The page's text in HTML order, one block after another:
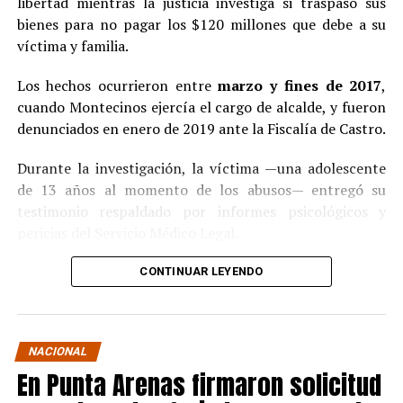
bienes para no pagar los $120 millones que debe a su
víctima y familia.
Los hechos ocurrieron entremarzo y fines de 2017,
cuando Montecinos ejercía el cargo de alcalde, y fueron
denunciados en enero de 2019 ante la Fiscalía de Castro.
Durante la investigación, la víctima —una adolescente
de 13 años al momento de los abusos— entregó su
testimonio respaldado por informes psicológicos y
Ante la contundencia de los antecedentes, el imputado
aceptó los cargosen un procedimiento abreviado,
La condena y el cumplimiento en libertad
ElJuzgado de Garantía de Castrodictó sentencia en
noviembre de 2021, condenando a Pedro Montecinos a
CONTINUAR LEYENDO
NACIONAL
En Punta Arenas firmaron solicitud